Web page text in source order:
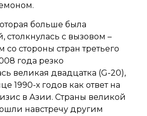
больше была
столкнулась с вызовом –
стороны стран третьего
года резко
великая двадцатка (G-20),
1990-х годов как ответ на
в Азии. Страны великой
навстречу другим